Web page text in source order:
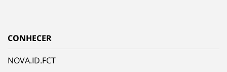
CONHECER
NOVA.ID.FCT